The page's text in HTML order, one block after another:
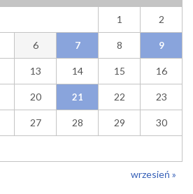
wrzesień »
1 2
6 7 8 9
13 14 15 16
20 21 22 23
27 28 29 30